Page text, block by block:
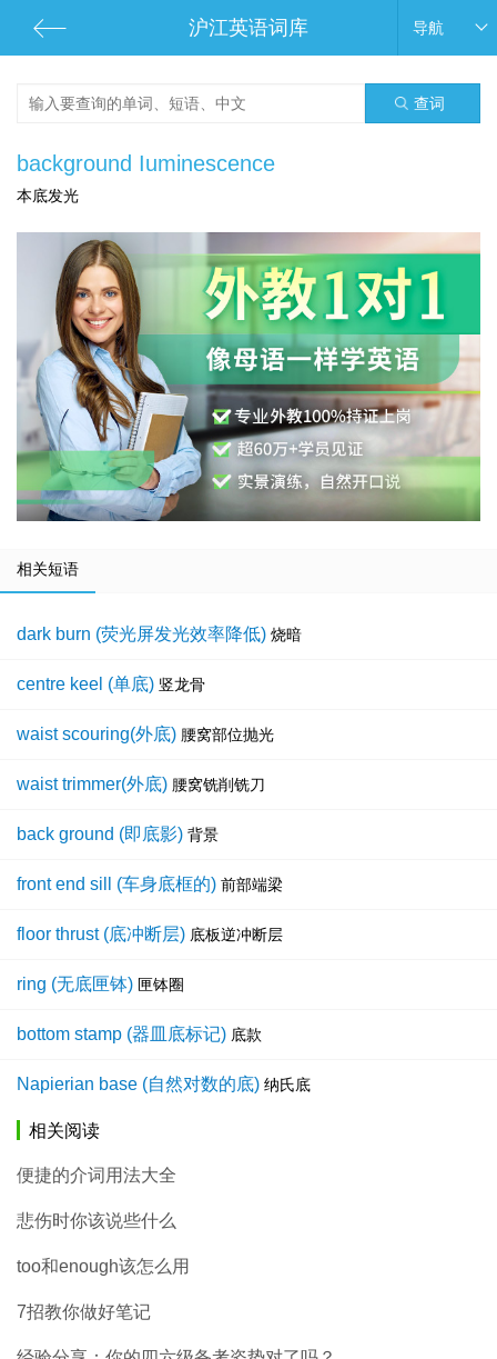
沪江英语词库 导航
查词
background Iuminescence
本底发光
相关短语
dark burn (荧光屏发光效率降低) 烧暗
centre keel (单底) 竖龙骨
waist scouring(外底) 腰窝部位抛光
waist trimmer(外底) 腰窝铣削铣刀
back ground (即底影) 背景
front end sill (车身底框的) 前部端梁
floor thrust (底冲断层) 底板逆冲断层
ring (无底匣钵) 匣钵圈
bottom stamp (器皿底标记) 底款
Napierian base (自然对数的底) 纳氏底
相关阅读
便捷的介词用法大全
悲伤时你该说些什么
too和enough该怎么用
7招教你做好笔记